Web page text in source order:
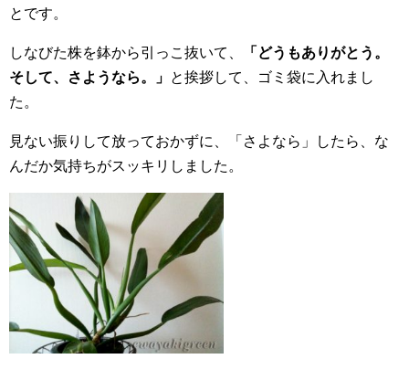
とです。
しなびた株を鉢から引っこ抜いて、
「どうもありがとう。
そして、さようなら。」 と挨拶して、ゴミ袋に入れまし
た。
見ない振りして放っておかずに、「さよなら」したら、な
んだか気持ちがスッキリしました。